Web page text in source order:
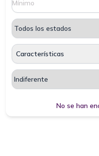
Características
No se han
Cargando,